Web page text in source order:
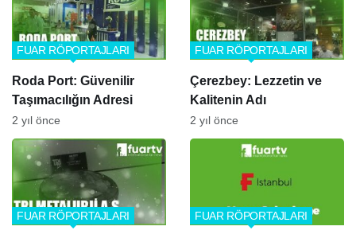
Roda Port: Güvenilir
Taşımacılığın Adresi
FUAR RÖPORTAJLARI
2 yıl önce
Çerezbey: Lezzetin ve
Kalitenin Adı
FUAR RÖPORTAJLARI
2 yıl önce
FUAR RÖPORTAJLARI FUAR RÖPORTAJLARI